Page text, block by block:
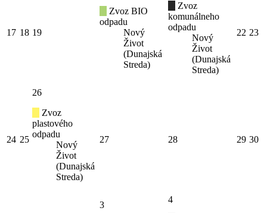
17 18 19
Zvoz BIO
odpadu
Nový
Život
(Dunajská
Streda)
Zvoz
komunálneho
odpadu
Nový
Život
(Dunajská
Streda)
22 23
24 25
26
Zvoz
plastového
odpadu
Nový
Život
(Dunajská
Streda)
27 28 29 30
3
4